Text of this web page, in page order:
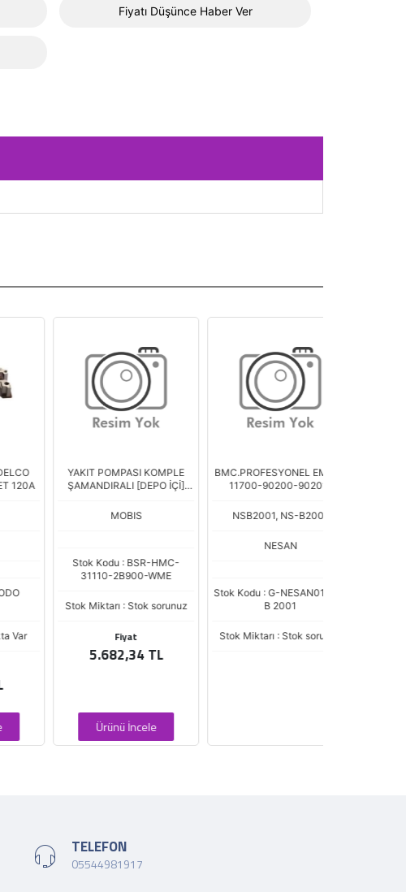
Fiyatı Düşünce Haber Ver
YAKIT POMPASI KOMPLE
ŞAMANDIRALI [DEPO İÇİ]
Stok Kodu : BSR-HMC-
31110-2B900-WME
Stok Miktarı : Stok sorunuz
5.682,34 TL
Ürünü İncele
BMC.PROFESYONEL EM.(NS
11700-90200-90201-
NSB2001, NS-B2001
Stok Kodu : G-NESAN017 NS
Stok Miktarı : Stok sorunuz
TELEFON
05544981917